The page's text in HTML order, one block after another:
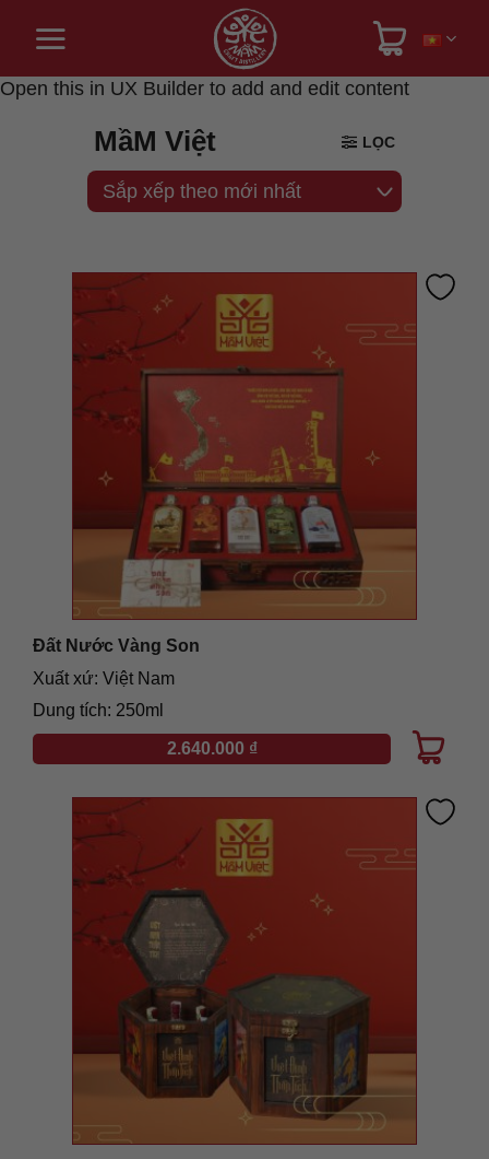
Open this in UX Builder to add and edit content
MầM Việt LỌC
Xuất xứ: Việt Nam
Dung tích: 250ml
Đất Nước Vàng Son
2.640.000 ₫